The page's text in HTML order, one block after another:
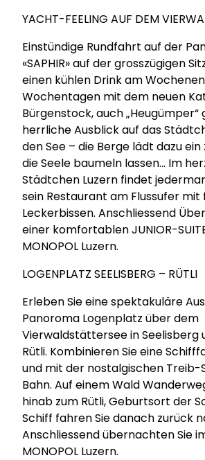
YACHT-FEELING AUF DEM
Einstündige Rundfahrt auf der
«SAPHIR» auf der grosszügigen
einen kühlen Drink am
Wochentagen mit dem neuen
Bürgenstock, auch „Heugümper“
herrliche Ausblick auf das
den See – die Berge lädt dazu
die Seele baumeln lassen… Im
Städtchen Luzern findet
sein Restaurant am Flussufer mit
Leckerbissen. Anschliessend
einer komfortablen JUNIOR-
MONOPOL Luzern.
LOGENPLATZ SEELISBERG – RÜTLI
Erleben Sie eine spektakuläre
Panoroma Logenplatz über dem
Vierwaldstättersee in Seelisberg
Rütli. Kombinieren Sie eine
und mit der nostalgischen Treib-
Bahn. Auf einem Wald
hinab zum Rütli, Geburtsort der
Schiff fahren Sie danach zurück
Anschliessend übernachten Sie
MONOPOL Luzern.